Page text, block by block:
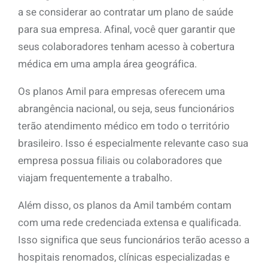
a se considerar ao contratar um plano de saúde
para sua empresa. Afinal, você quer garantir que
seus colaboradores tenham acesso à cobertura
médica em uma ampla área geográfica.
Os planos Amil para empresas oferecem uma
abrangência nacional, ou seja, seus funcionários
terão atendimento médico em todo o território
brasileiro. Isso é especialmente relevante caso sua
empresa possua filiais ou colaboradores que
viajam frequentemente a trabalho.
Além disso, os planos da Amil também contam
com uma rede credenciada extensa e qualificada.
Isso significa que seus funcionários terão acesso a
hospitais renomados, clínicas especializadas e